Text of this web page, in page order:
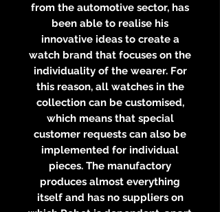
from the automotive sector, has
been able to realise his
innovative ideas to create a
watch brand that focuses on the
individuality of the wearer. For
this reason, all watches in the
collection can be customised,
which means that special
customer requests can also be
implemented for individual
pieces. The manufactory
produces almost everything
itself and has no suppliers on